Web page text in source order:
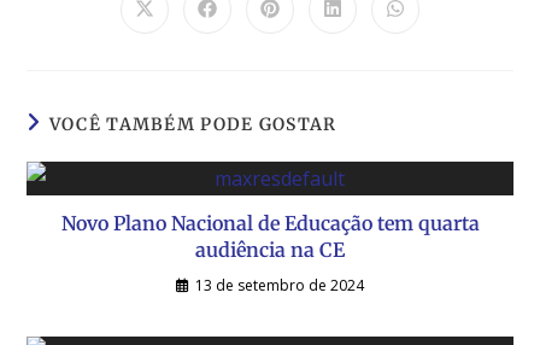
VOCÊ TAMBÉM PODE GOSTAR
Novo Plano Nacional de Educação tem quarta
audiência na CE
13 de setembro de 2024